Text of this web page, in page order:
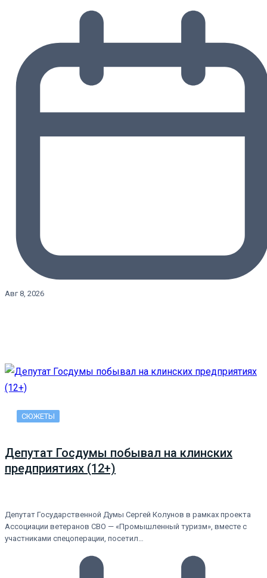
Авг 8, 2026
СЮЖЕТЫ
Депутат Госдумы побывал на клинских
предприятиях (12+)
Депутат Государственной Думы Сергей Колунов в рамках проекта
Ассоциации ветеранов СВО — «Промышленный туризм», вместе с
участниками спецоперации, посетил…